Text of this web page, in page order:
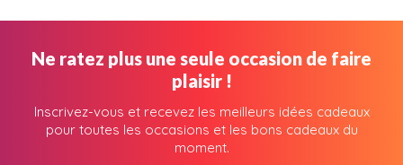
Ne ratez plus une seule occasion de faire
plaisir !
Inscrivez-vous et recevez les meilleurs idées cadeaux
pour toutes les occasions et les bons cadeaux du
moment.